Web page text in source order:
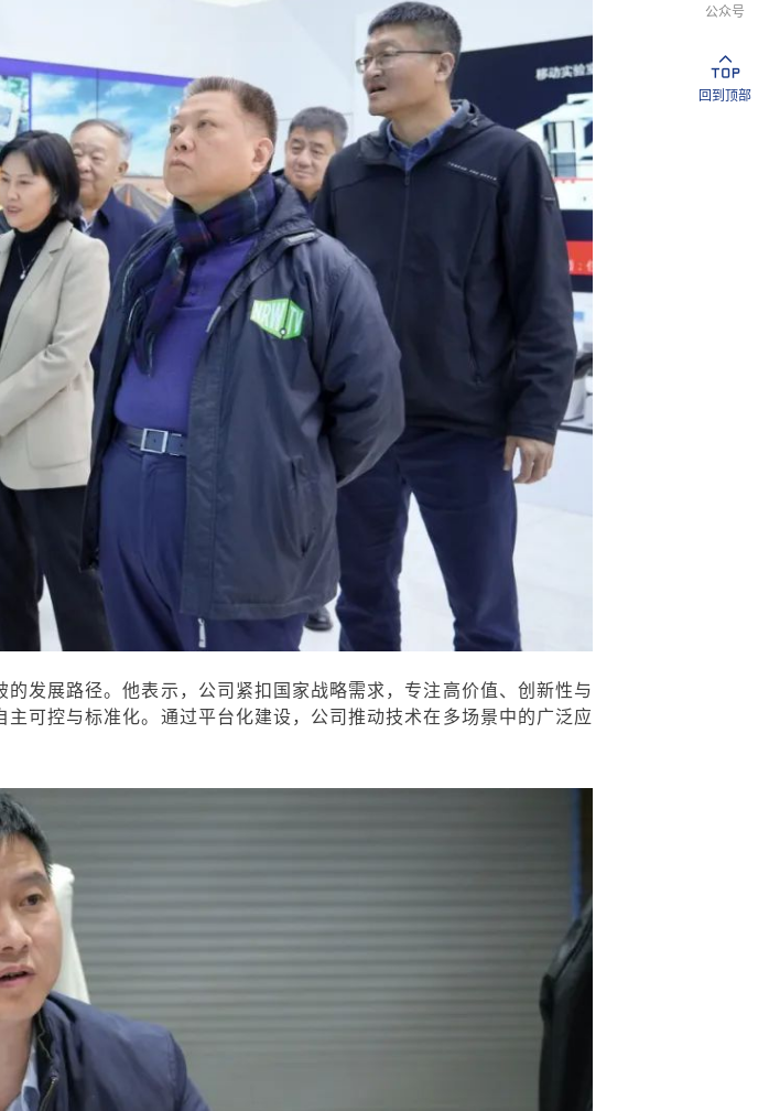
公众号
回到顶部
发展路径。他表示，公司紧扣国家战略需求，专注高价值、创新性与
可控与标准化。通过平台化建设，公司推动技术在多场景中的广泛应